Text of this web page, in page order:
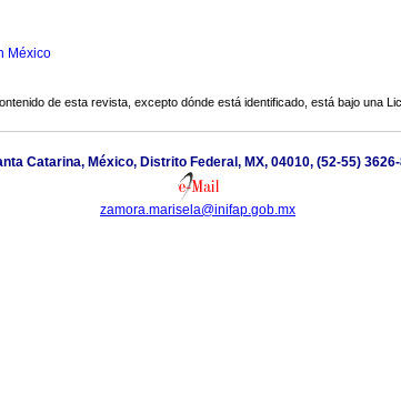
México
de esta revista, excepto dónde está identificado, está bajo una
Catarina, México, Distrito Federal, MX, 04010, (52-55)
zamora.marisela@inifap.gob.mx